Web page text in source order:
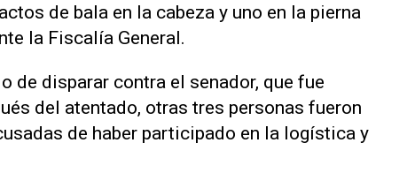
de bala en la cabeza y uno en la pierna
la Fiscalía General.
de disparar contra el senador, que fue
del atentado, otras tres personas fueron
de haber participado en la logística y